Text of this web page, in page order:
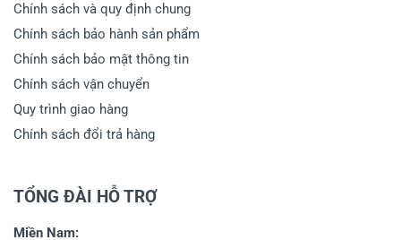
Chính sách và quy định chung
Chính sách bảo hành sản phẩm
Chính sách bảo mật thông tin
Chính sách vận chuyển
Quy trình giao hàng
Chính sách đổi trả hàng
TỔNG ĐÀI HỖ TRỢ
Miền Nam: